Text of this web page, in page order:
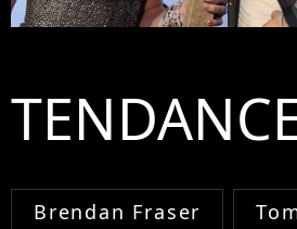
Brendan Fraser